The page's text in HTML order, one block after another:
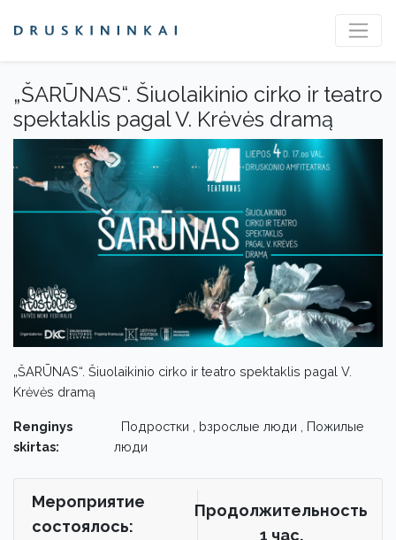
„ŠARŪNAS“. Šiuolaikinio cirko ir teatro
spektaklis pagal V. Krėvės dramą
„ŠARŪNAS“. Šiuolaikinio cirko ir teatro spektaklis pagal V.
Krėvės dramą
Renginys
skirtas:
Подростки , bзрослые люди , Пожилые
люди
Мероприятие
состоялось:
Продолжительность
1 чac.